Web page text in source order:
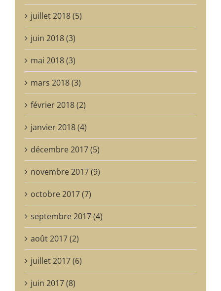
juin 2018 (3)
mai 2018 (3)
mars 2018 (3)
février 2018 (2)
janvier 2018 (4)
décembre 2017 (5)
novembre 2017 (9)
octobre 2017 (7)
septembre 2017 (4)
août 2017 (2)
juillet 2017 (6)
juin 2017 (8)
mai 2017 (5)